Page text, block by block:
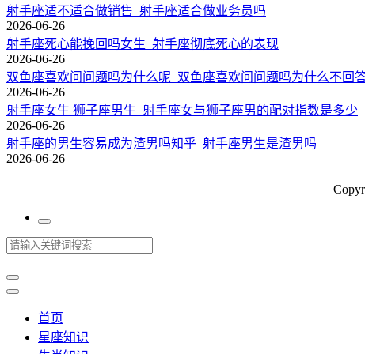
射手座适不适合做销售_射手座适合做业务员吗
2026-06-26
射手座死心能挽回吗女生_射手座彻底死心的表现
2026-06-26
双鱼座喜欢问问题吗为什么呢_双鱼座喜欢问问题吗为什么不回
2026-06-26
射手座女生 狮子座男生_射手座女与狮子座男的配对指数是多少
2026-06-26
射手座的男生容易成为渣男吗知乎_射手座男生是渣男吗
2026-06-26
首页
星座知识